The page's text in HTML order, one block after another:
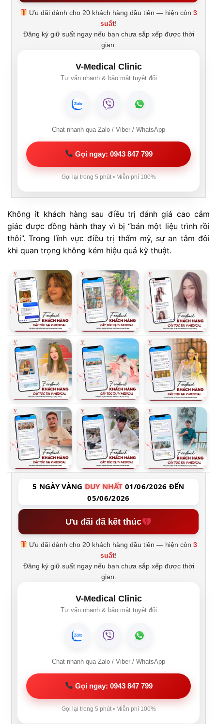
Ưu đãi dành cho 20 khách hàng đầu tiên — hiện còn3
suất!
Đăng ký giữ suất ngay nếu bạn chưa sắp xếp được thời
gian.
V-Medical Clinic
Tư vấn nhanh & bảo mật tuyệt đối
Chat nhanh qua Zalo / Viber / WhatsApp
Gọi ngay: 0943 847 799
Gọi lại trong 5 phút • Miễn phí 100%
Không ít khách hàng sau điều trị đánh giá cao cảm
giác được đồng hành thay vì bị “bán một liệu trình rồi
thôi”. Trong lĩnh vực điều trị thẩm mỹ, sự an tâm đôi
khi quan trọng không kém hiệu quả kỹ thuật.
5 NGÀY VÀNG DUY NHẤT 01/06/2026 ĐẾN
05/06/2026
Ưu đãi đã kết thúc
Ưu đãi dành cho 20 khách hàng đầu tiên — hiện còn3
suất!
Đăng ký giữ suất ngay nếu bạn chưa sắp xếp được thời
gian.
V-Medical Clinic
Tư vấn nhanh & bảo mật tuyệt đối
Chat nhanh qua Zalo / Viber / WhatsApp
Gọi ngay: 0943 847 799
Gọi lại trong 5 phút • Miễn phí 100%